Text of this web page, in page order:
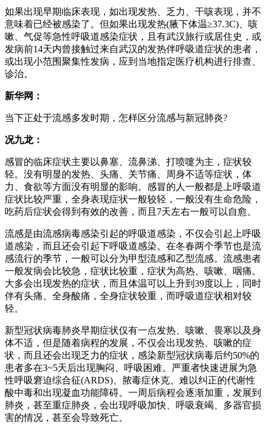
如果出现早期临床表现，如出现发热、乏力、干咳表现，并不
意味着已经被感染了。但如果出现发热(腋下体温≥37.3C)、咳
嗽、气促等急性呼吸道感染症状，且有武汉旅行或居住史，或
发病前14天内曾接触过来自武汉的发热伴呼吸道症状的患者，
或出现小范围聚集性发病，应到当地指定医疗机构进行排查、
诊治。
新华网：
当下正处于流感多发时期，怎样区分流感与新冠肺炎?
况九龙：
感冒的临床症状主要以鼻塞、流鼻涕、打喷嚏为主，症状较
轻。没有明显的发热、头痛、关节痛、周身不适等症状，体
力、食欲等方面没有明显的影响。感冒的人一般都是上呼吸道
症状比较严重，全身表现症状一般较轻，一般没有生命危险，
吃药后症状会得到有效的改善，而且7天左右一般可以自愈。
流感是由流感病毒感染引起的呼吸道感染，不仅会引起上呼吸
道感染，而且还会引起下呼吸道感染。在冬春两个季节也是流
感流行的季节，一般可以分为甲型流感和乙型流感。流感患者
一般发病会比较急，症状比较重，症状为高热、咳嗽、咽痛。
大多会出现发热的症状，而且体温可以上升到39度以上，同时
伴有头痛、全身酸痛，全身症状较重，而呼吸道症状相对较
轻。
新型冠状病毒肺炎早期症状仅有一点发热、咳嗽、畏寒以及身
体不适，但是随着病程的发展，不仅会出现发热、咳嗽的症
状，而且还会出现乏力的症状，感染新型冠状病毒后约50%的
患者多在3~5天后出现胸闷、呼吸困难。严重者快速进展为急
性呼吸窘迫综合征(ARDS)、脓毒症休克、难以纠正的代谢性
酸中毒和出现凝血功能障碍。一周后病程会逐渐加重，发展到
肺炎，甚至重症肺炎，会出现呼吸加快、呼吸衰竭、多器官损
害的情况，甚至会导致死亡。